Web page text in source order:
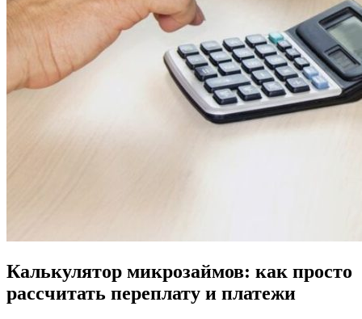
Калькулятор микрозаймов: как просто
рассчитать переплату и платежи